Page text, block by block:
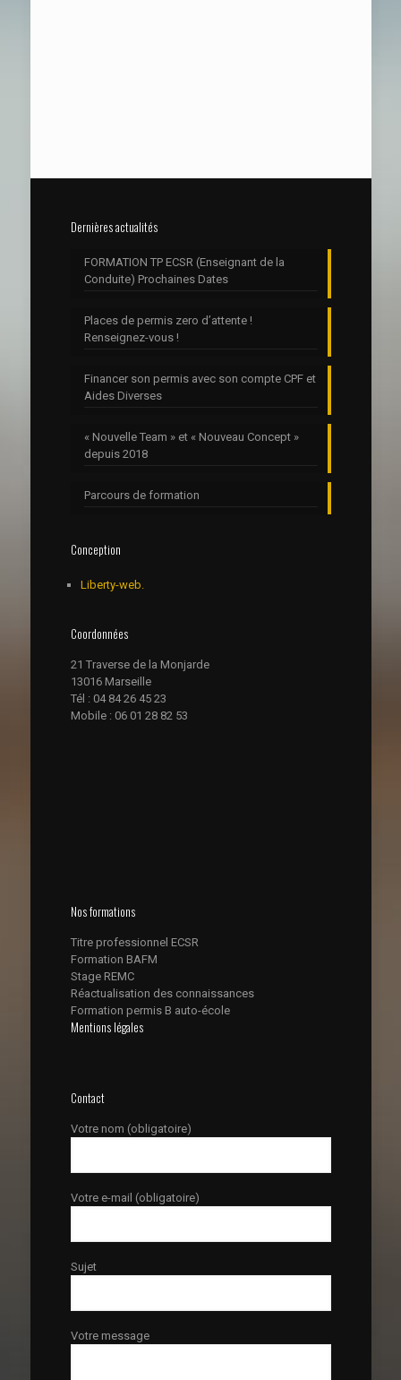
Dernières actualités
FORMATION TP ECSR (Enseignant de la
Conduite) Prochaines Dates
Places de permis zero d’attente !
Renseignez-vous !
Financer son permis avec son compte CPF et
Aides Diverses
« Nouvelle Team » et « Nouveau Concept »
depuis 2018
Parcours de formation
Conception
Liberty-web.
Coordonnées
21 Traverse de la Monjarde
13016 Marseille
Tél : 04 84 26 45 23
Mobile : 06 01 28 82 53
Nos formations
Titre professionnel ECSR
Formation BAFM
Stage REMC
Réactualisation des connaissances
Formation permis B auto-école
Mentions légales
Contact
Votre nom (obligatoire)
Votre e-mail (obligatoire)
Sujet
Votre message